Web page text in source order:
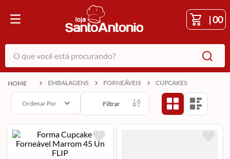
|00
O que você está procurando?
EMBALAGENS FORNEÁVEIS CUPCAKES
Ordenar Por Filtrar